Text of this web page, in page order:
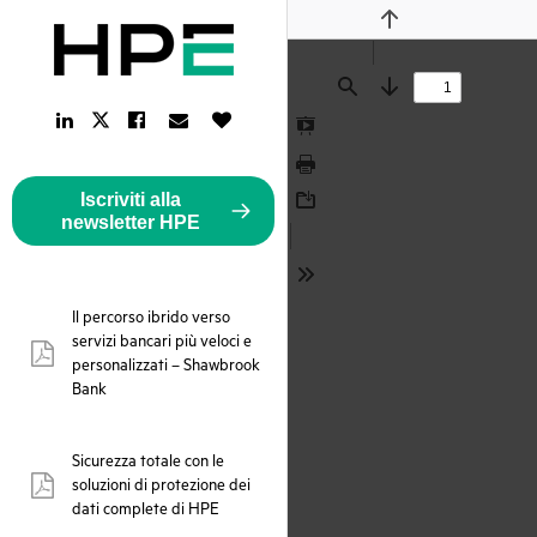
Find
Previous
Next
Presentation
Mode
Print
LinkedIn
Link
TwitterFacebook
Link
Email
Link
Iscriviti alla
newsletter HPE
pdf:
Il percorso ibrido verso
servizi bancari più veloci e
personalizzati – Shawbrook
Bank
pdf:
Sicurezza totale con le
soluzioni di protezione dei
dati complete di HPE